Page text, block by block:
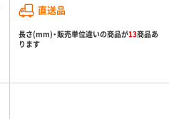
直送品
長さ(mm)・販売単位違いの商品が13商品あ
ります